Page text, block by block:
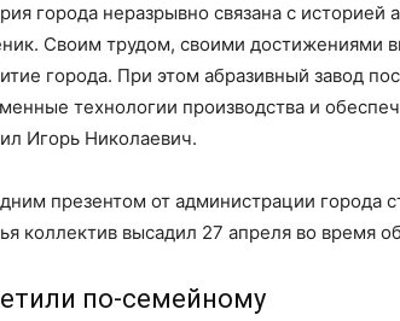
города неразрывно связана с историей
Своим трудом, своими достижениями
города. При этом абразивный завод
технологии производства и
Игорь Николаевич.
презентом от администрации города
коллектив высадил 27 апреля во время
по-семейному